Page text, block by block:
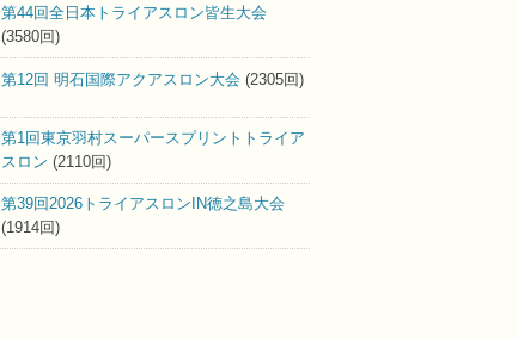
第44回全日本トライアスロン皆生大会
(3580回)
第12回 明石国際アクアスロン大会 (2305回)
第1回東京羽村スーパースプリントトライア
スロン (2110回)
第39回2026トライアスロンIN徳之島大会
(1914回)